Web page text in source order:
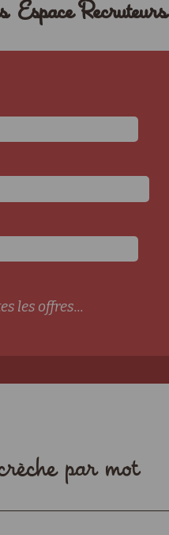
Espace Recruteurs
les offres...
par mot